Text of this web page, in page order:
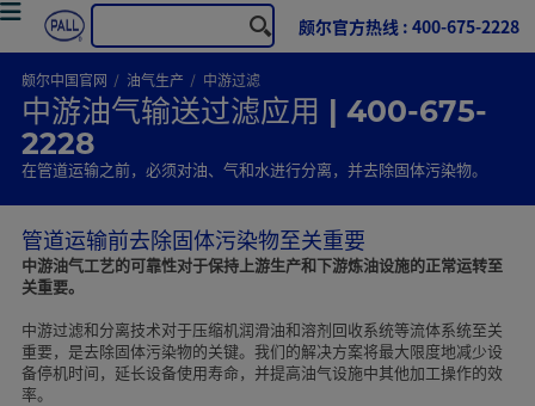
颇尔官方热线 : 400-675-2228
颇尔中国官网 油气生产 中游过滤
中游油气输送过滤应用 | 400-675-
2228
在管道运输之前，必须对油、气和水进行分离，并去除固体污染物。
管道运输前去除固体污染物至关重要
中游油气工艺的可靠性对于保持上游生产和下游炼油设施的正常运转至
关重要。
中游过滤和分离技术对于压缩机润滑油和溶剂回收系统等流体系统至关
重要，是去除固体污染物的关键。我们的解决方案将最大限度地减少设
备停机时间，延长设备使用寿命，并提高油气设施中其他加工操作的效
率。